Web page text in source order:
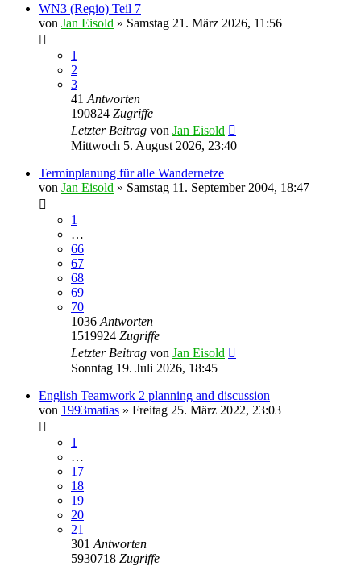
WN3 (Regio) Teil 7
von Jan Eisold » Samstag 21. März 2026, 11:56
1
2
3
41 Antworten
190824 Zugriffe
Letzter Beitrag von Jan Eisold
Mittwoch 5. August 2026, 23:40
Terminplanung für alle Wandernetze
von Jan Eisold » Samstag 11. September 2004, 18:47
1
…
66
67
68
69
70
1036 Antworten
1519924 Zugriffe
Letzter Beitrag von Jan Eisold
Sonntag 19. Juli 2026, 18:45
English Teamwork 2 planning and discussion
von 1993matias » Freitag 25. März 2022, 23:03
1
…
17
18
19
20
21
301 Antworten
5930718 Zugriffe